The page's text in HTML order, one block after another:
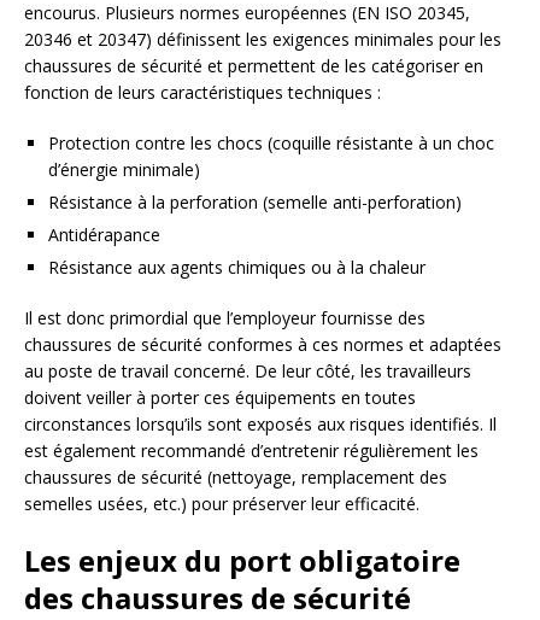
encourus. Plusieurs normes européennes (EN ISO 20345,
20346 et 20347) définissent les exigences minimales pour les
chaussures de sécurité et permettent de les catégoriser en
fonction de leurs caractéristiques techniques :
Protection contre les chocs (coquille résistante à un choc
d’énergie minimale)
Résistance à la perforation (semelle anti-perforation)
Antidérapance
Résistance aux agents chimiques ou à la chaleur
Il est donc primordial que l’employeur fournisse des
chaussures de sécurité conformes à ces normes et adaptées
au poste de travail concerné. De leur côté, les travailleurs
doivent veiller à porter ces équipements en toutes
circonstances lorsqu’ils sont exposés aux risques identifiés. Il
est également recommandé d’entretenir régulièrement les
chaussures de sécurité (nettoyage, remplacement des
semelles usées, etc.) pour préserver leur efficacité.
Les enjeux du port obligatoire
des chaussures de sécurité